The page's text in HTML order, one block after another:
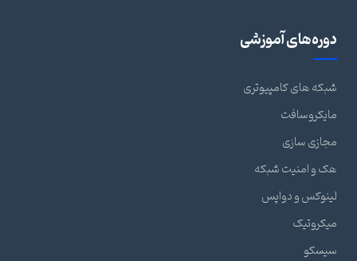
دوره‌های آموزشی
شبکه های کامپیوتری
مایکروسافت
مجازی سازی
هک و امنیت شبکه
لینوکس و دواپس
میکروتیک
سیسکو